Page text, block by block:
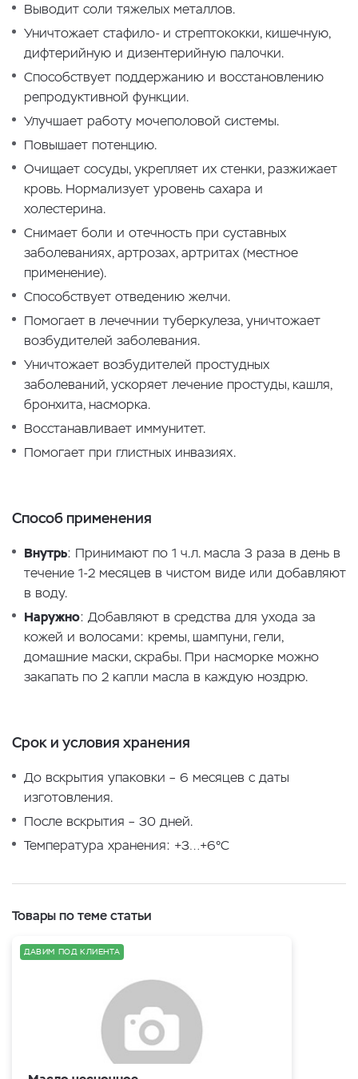
Выводит соли тяжелых металлов.
Уничтожает стафило- и стрептококки, кишечную,
дифтерийную и дизентерийную палочки.
Способствует поддержанию и восстановлению
репродуктивной функции.
Улучшает работу мочеполовой системы.
Повышает потенцию.
Очищает сосуды, укрепляет их стенки, разжижает
кровь. Нормализует уровень сахара и
холестерина.
Снимает боли и отечность при суставных
заболеваниях, артрозах, артритах (местное
применение).
Способствует отведению желчи.
Помогает в лечечнии туберкулеза, уничтожает
возбудителей заболевания.
Уничтожает возбудителей простудных
заболеваний, ускоряет лечение простуды, кашля,
бронхита, насморка.
Восстанавливает иммунитет.
Помогает при глистных инвазиях.
Способ применения
Внутрь: Принимают по 1 ч.л. масла 3 раза в день в
течение 1-2 месяцев в чистом виде или добавляют
в воду.
Наружно: Добавляют в средства для ухода за
кожей и волосами: кремы, шампуни, гели,
домашние маски, скрабы. При насморке можно
закапать по 2 капли масла в каждую ноздрю.
Срок и условия хранения
До вскрытия упаковки – 6 месяцев с даты
изготовления.
После вскрытия – 30 дней.
Температура хранения: +3…+6°С
Товары по теме статьи
ДАВИМ ПОД КЛИЕНТА